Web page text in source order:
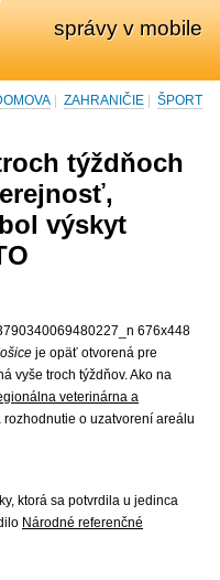
správy v mobile
ZAHRANIČIE ŠPORT
týždňoch
výskyt
je opäť otvorená pre
vyše troch týždňov. Ako na
veterinárna a
rozhodnutie o uzatvorení areálu
ktorá sa potvrdila u jedinca
Národné referenčné